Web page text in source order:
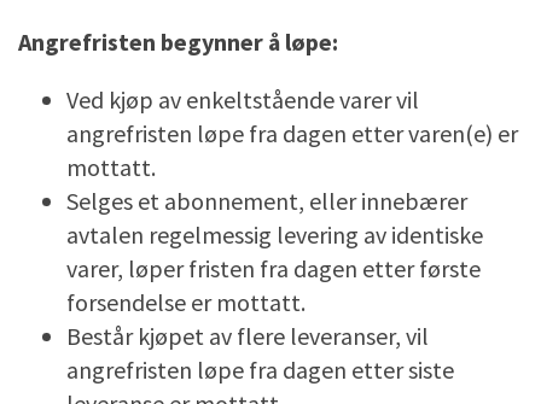
Angrefristen begynner å løpe:
Ved kjøp av enkeltstående varer vil
angrefristen løpe fra dagen etter varen(e) er
mottatt.
Selges et abonnement, eller innebærer
avtalen regelmessig levering av identiske
varer, løper fristen fra dagen etter første
forsendelse er mottatt.
Består kjøpet av flere leveranser, vil
angrefristen løpe fra dagen etter siste